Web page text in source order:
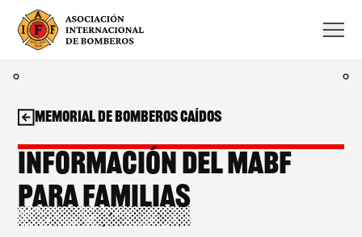
Saltar
contenido
Información del MABF
para familias
Memorial de Bomberos Caídos